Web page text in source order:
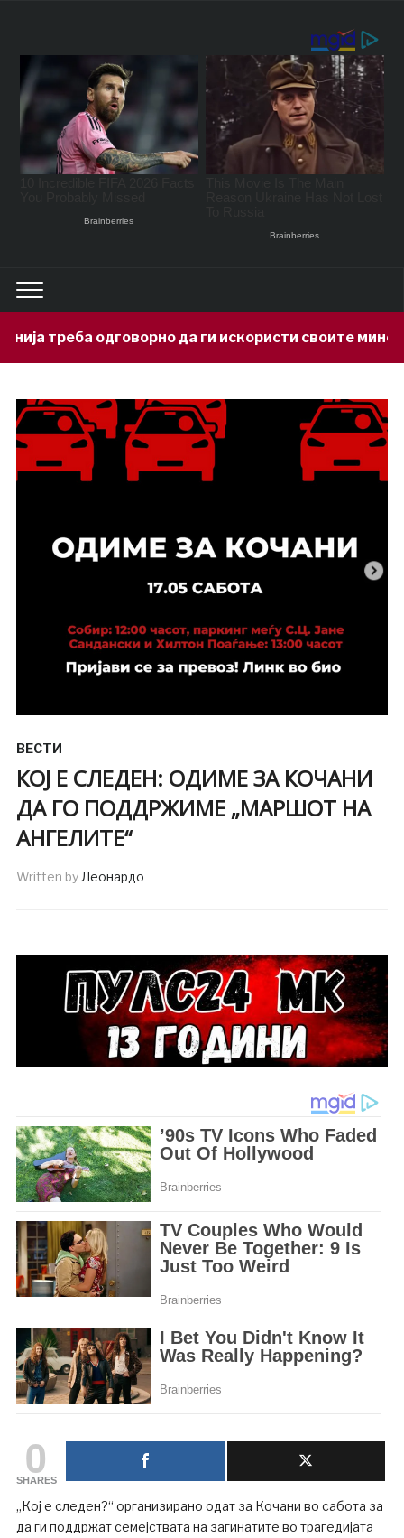
да ги искористи своите минерални богатства
ВЕСТИ
КОЈ Е СЛЕДЕН: ОДИМЕ ЗА КОЧАНИ
ДА ГО ПОДДРЖИМЕ „МАРШОТ НА
АНГЕЛИТЕ“
Written byЛеонардо
0
SHARES
„Кој е следен?“ организирано одат за Кочани во сабота за
да ги поддржат семејствата на загинатите во трагедијата